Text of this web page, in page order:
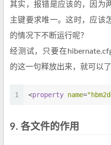
其实，报错是应该的，因为
主键要求唯一。这时，应该
的情况下不断运行呢？
经测试，只要在
的这一句释放出来，就可以了
1 <property name=
9. 各文件的作用